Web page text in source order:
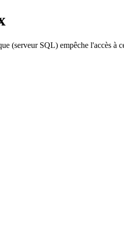
(serveur SQL) empêche l'accès à